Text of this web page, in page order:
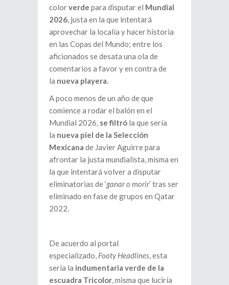
colorverde para disputar el Mundial
2026, justa en la que intentará
aprovechar la localía y hacer historia
en las Copas del Mundo; entre los
aficionados se desata una ola de
comentarios a favor y en contra de
la nueva playera.
A poco menos de un año de que
comience a rodar el balón en el
Mundial 2026, se filtró la que sería
la nueva piel de la Selección
Mexicana de Javier Aguirre para
afrontar la justa mundialista, misma en
la que intentará volver a disputar
eliminatorias de ‘ganar o morir’ tras ser
eliminado en fase de grupos en Qatar
2022.
De acuerdo al portal
especializado, Footy Headlines, esta
sería la indumentaria verde de la
escuadra Tricolor, misma que luciría